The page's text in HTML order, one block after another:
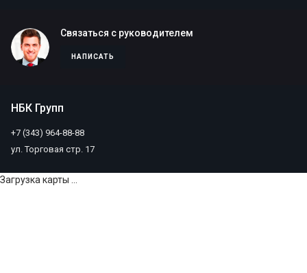
Связаться с руководителем
НАПИСАТЬ
НБК Групп
+7 (343) 964-88-88
ул. Торговая стр. 17
Загрузка карты ...